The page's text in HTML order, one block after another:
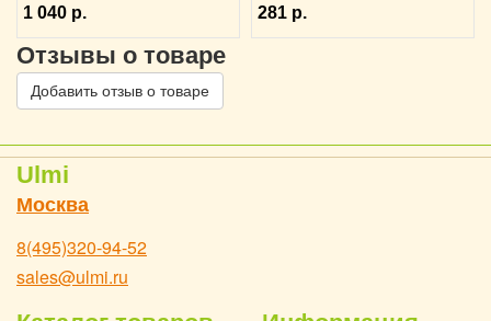
1 040 р. 281 р.
Отзывы о товаре
Добавить отзыв о товаре
Ulmi
Москва
8(495)320-94-52
sales@ulmi.ru